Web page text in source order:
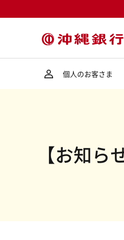
個人のお客さま
【お知